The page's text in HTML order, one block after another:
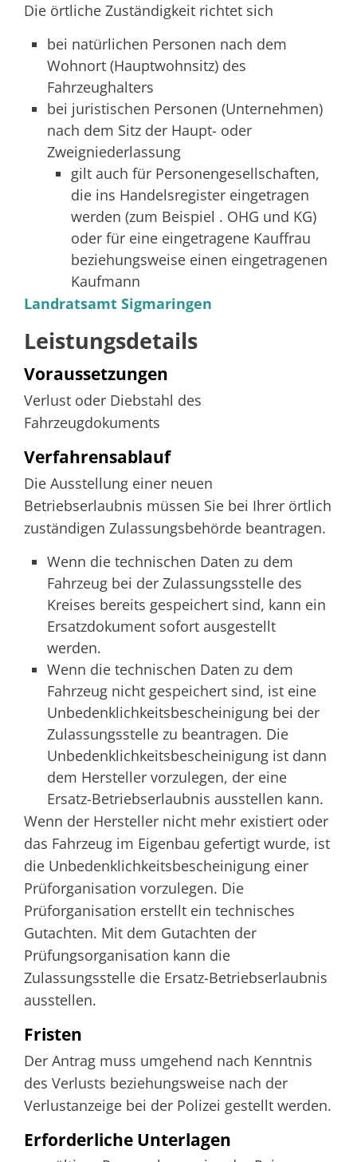
Die örtliche Zuständigkeit richtet sich
bei natürlichen Personen nach dem
Wohnort (Hauptwohnsitz) des
Fahrzeughalters
bei juristischen Personen (Unternehmen)
nach dem Sitz der Haupt- oder
Zweigniederlassung
gilt auch für Personengesellschaften,
die ins Handelsregister eingetragen
werden (zum Beispiel . OHG und KG)
oder für eine eingetragene Kauffrau
beziehungsweise einen eingetragenen
Kaufmann
Landratsamt Sigmaringen
Leistungsdetails
Voraussetzungen
Verlust oder Diebstahl des
Fahrzeugdokuments
Verfahrensablauf
Die Ausstellung einer neuen
Betriebserlaubnis müssen Sie bei Ihrer örtlich
zuständigen Zulassungsbehörde beantragen.
Wenn die technischen Daten zu dem
Fahrzeug bei der Zulassungsstelle des
Kreises bereits gespeichert sind, kann ein
Ersatzdokument sofort ausgestellt
werden.
Wenn die technischen Daten zu dem
Fahrzeug nicht gespeichert sind, ist eine
Unbedenklichkeitsbescheinigung bei der
Zulassungsstelle zu beantragen. Die
Unbedenklichkeitsbescheinigung ist dann
dem Hersteller vorzulegen, der eine
Ersatz-Betriebserlaubnis ausstellen kann.
Wenn der Hersteller nicht mehr existiert oder
das Fahrzeug im Eigenbau gefertigt wurde, ist
die Unbedenklichkeitsbescheinigung einer
Prüforganisation vorzulegen. Die
Prüforganisation erstellt ein technisches
Gutachten. Mit dem Gutachten der
Prüfungsorganisation kann die
Zulassungsstelle die Ersatz-Betriebserlaubnis
ausstellen.
Fristen
Der Antrag muss umgehend nach Kenntnis
des Verlusts beziehungsweise nach der
Verlustanzeige bei der Polizei gestellt werden.
Erforderliche Unterlagen